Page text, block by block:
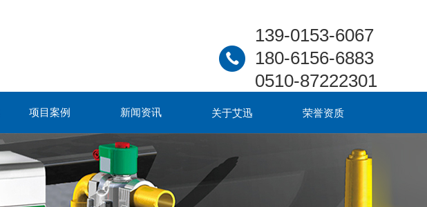
139-0153-6067
180-6156-6883
0510-87222301
项目案例 新闻资讯 关于艾迅 荣誉资质